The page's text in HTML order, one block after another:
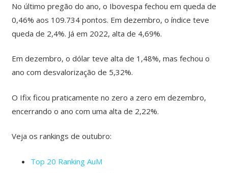
No último pregão do ano, o Ibovespa fechou em queda de
0,46% aos 109.734 pontos. Em dezembro, o índice teve
queda de 2,4%. Já em 2022, alta de 4,69%.
Em dezembro, o dólar teve alta de 1,48%, mas fechou o
ano com desvalorização de 5,32%.
O Ifix ficou praticamente no zero a zero em dezembro,
encerrando o ano com uma alta de 2,22%.
Veja os rankings de outubro:
Top 20 Ranking AuM